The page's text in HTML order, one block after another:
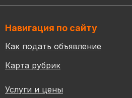
Навигация по сайту
Как подать объявление
Карта рубрик
Услуги и цены